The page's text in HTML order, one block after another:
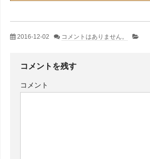
2016-12-02 コメントはありません。
コメントを残す
コメント